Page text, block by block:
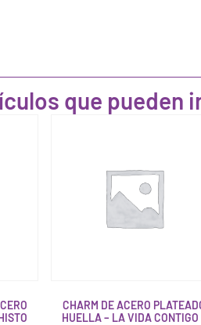
que pueden
CHARM DE ACERO
HUELLA – LA VIDA CONTIGO